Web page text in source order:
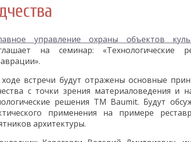
управление охраны объектов
на семинар:
встречи будут отражены основные
с точки зрения материаловедения и
решения ТМ Baumit. Будут
применения на примере
архитектуры.